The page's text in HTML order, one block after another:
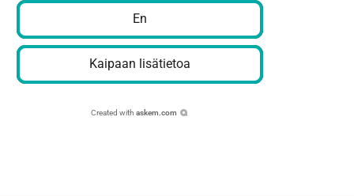
En
Kaipaan lisätietoa
Created with askem.com